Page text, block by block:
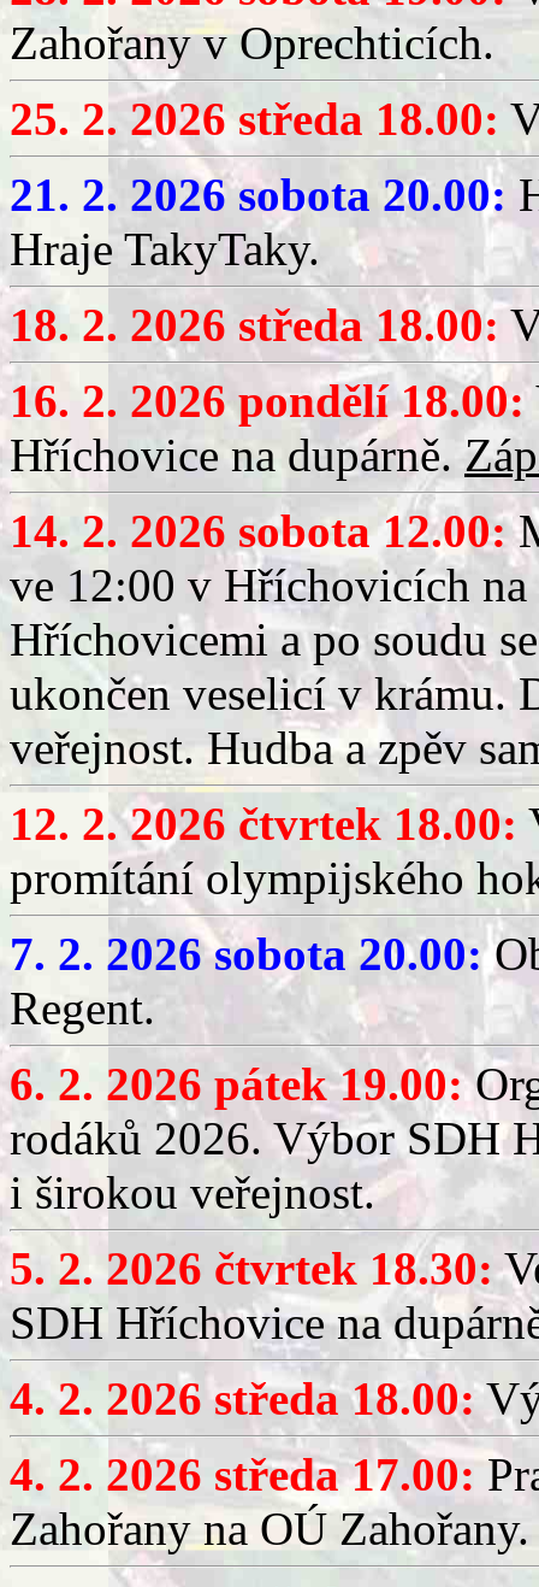
Zahořany v Oprechticích.
25. 2. 2026 středa 18.00:
21. 2. 2026 sobota 20.00:
Hraje TakyTaky.
18. 2. 2026 středa 18.00:
16. 2. 2026 pondělí 18.00:
Hříchovice na dupárně.
14. 2. 2026 sobota 12.00:
ve 12:00 v Hříchovicích
Hříchovicemi a po soudu
ukončen veselicí v krámu.
veřejnost. Hudba a zpěv
12. 2. 2026 čtvrtek 18.00:
promítání olympijského
7. 2. 2026 sobota 20.00:
Regent.
6. 2. 2026 pátek 19.00:
rodáků 2026. Výbor SDH
i širokou veřejnost.
5. 2. 2026 čtvrtek 18.30:
SDH Hříchovice na
4. 2. 2026 středa 18.00:
4. 2. 2026 středa 17.00:
Zahořany na OÚ Zahořany.